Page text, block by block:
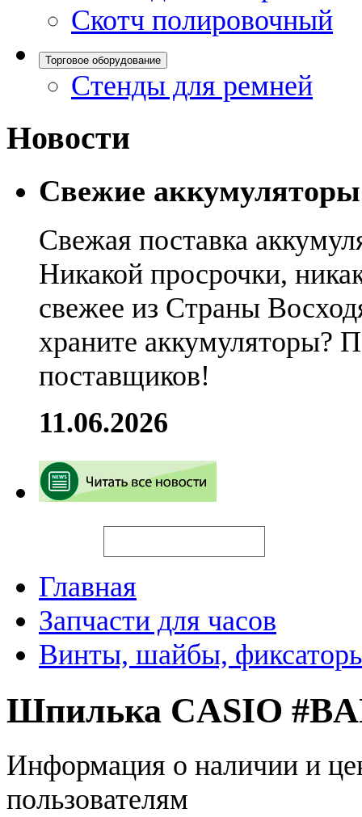
Скотч полировочный
Торговое оборудование
Стенды для ремней
Новости
Свежие
Свежая поставка
Никакой просрочки,
свежее из Страны
храните аккумуляторы?
поставщиков!
11.06.2026
Главная
Запчасти для часов
Винты, шайбы,
Шпилька CASIO
Информация о наличии и
пользователям